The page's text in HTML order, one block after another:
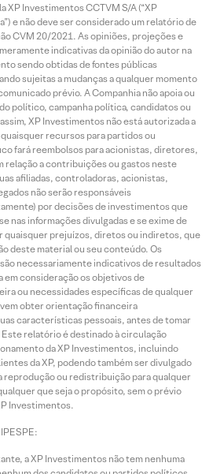
XP Investimentos CCTVM S/A (“XP
e não deve ser considerado um relatório de
CVM 20/2021. As opiniões, projeções e
indicativas da opinião do autor na
sendo obtidas de fontes públicas
sujeitas a mudanças a qualquer momento
prévio. A Companhia não apoia ou
político, campanha política, candidatos ou
XP Investimentos não está autorizada a
recursos para partidos ou
fará reembolsos para acionistas, diretores,
relação a contribuições ou gastos neste
afiliadas, controladoras, acionistas,
não serão responsáveis
por decisões de investimentos que
nas informações divulgadas e se exime de
quaisquer prejuízos, diretos ou indiretos, que
deste material ou seu conteúdo. Os
necessariamente indicativos de resultados
em consideração os objetivos de
ou necessidades específicas de qualquer
obter orientação financeira
características pessoais, antes de tomar
relatório é destinado à circulação
da XP Investimentos, incluindo
da XP, podendo também ser divulgado
reprodução ou redistribuição para qualquer
que seja o propósito, sem o prévio
Investimentos.
a XP Investimentos não tem nenhuma